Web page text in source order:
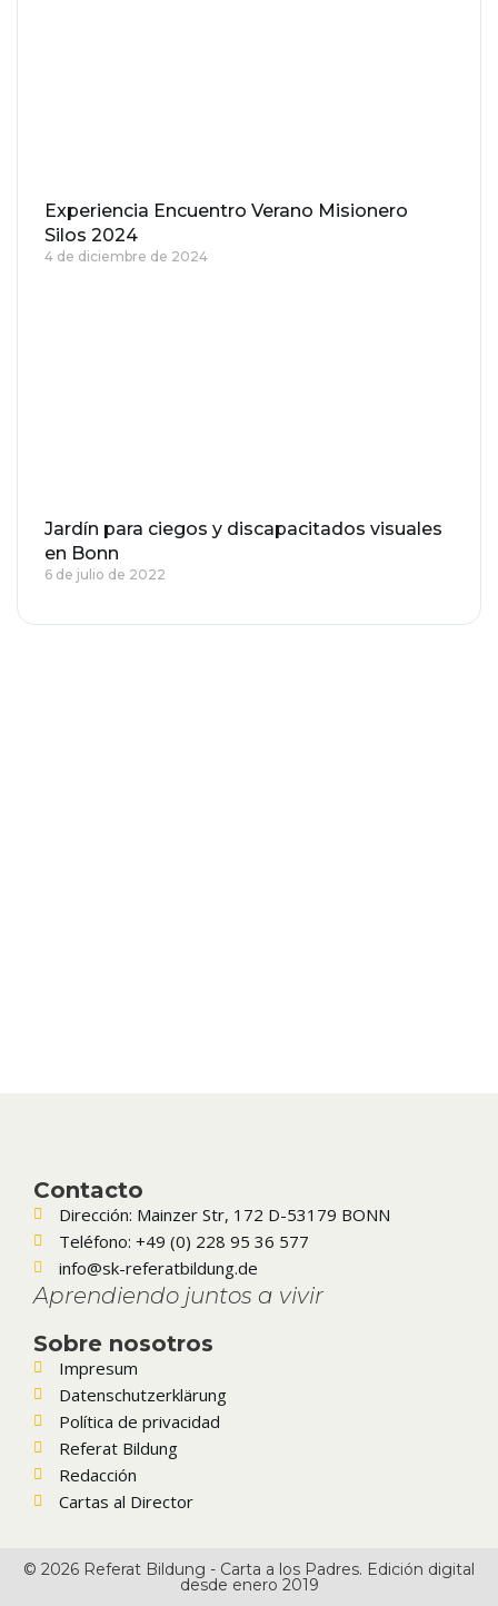
Experiencia Encuentro Verano Misionero
Silos 2024
4 de diciembre de 2024
Jardín para ciegos y discapacitados visuales
en Bonn
6 de julio de 2022
Contacto
Dirección: Mainzer Str, 172 D-53179 BONN
Teléfono: +49 (0) 228 95 36 577
info@sk-referatbildung.de
Aprendiendo juntos a vivir
Sobre nosotros
Impresum
Datenschutzerklärung
Política de privacidad
Referat Bildung
Redacción
Cartas al Director
© 2026 Referat Bildung - Carta a los Padres. Edición digital
desde enero 2019